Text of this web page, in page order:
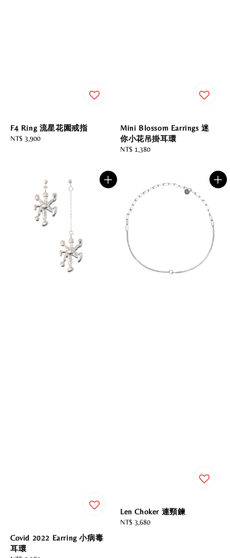
F4 Ring 流星花園戒指
Regular
NT$ 3,900
Mini Blossom Earrings 迷
你小花吊掛耳環
Regular
NT$ 1,380
Covid 2022 Earring 小病毒
耳環
Len Choker 連頸鍊
Regular
NT$ 3,680